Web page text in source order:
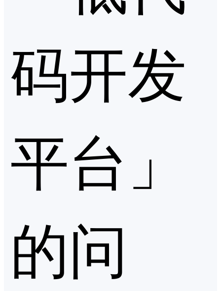
码开发
平台」
的问